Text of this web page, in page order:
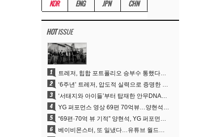
KOR ENG JPN CHN
HOTISSUE
1 트레저, 힙합 포트폴리오 승부수 통했다…데뷔 6주년 새 도약
2 ‘6주년’ 트레저, 압도적 실력으로 증명한 ‘YG의 보물’ 진가
3 ‘서태지와 아이들’부터 탑재한 안무DNA…양현석, YG 퍼포먼스 비디오 70억 뷰 신화의 시작
4 YG 퍼포먼스 영상 69편 70억뷰…양현석 제작 철학 통했다
5 “69편·70억 뷰 기적” 양현석, YG 퍼포먼스 비디오 100% 직접 만든 이유
6 베이비몬스터, 또 일냈다…유튜브 월드와이드 1위